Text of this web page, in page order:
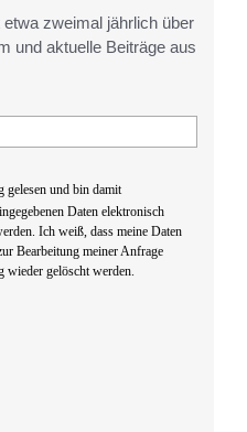
zweimal jährlich über
und aktuelle Beiträge aus
gelesen und bin damit
Daten elektronisch
Ich weiß, dass meine Daten
Bearbeitung meiner Anfrage
wieder gelöscht werden.